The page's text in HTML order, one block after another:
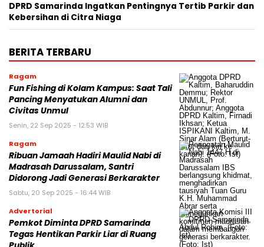
DPRD Samarinda Ingatkan Pentingnya Tertib Parkir dan
Kebersihan di Citra Niaga
BERITA TERBARU
Ragam
Fun Fishing di Kolam Kampus: Saat Tali
Pancing Menyatukan Alumni dan
Civitas Unmul
Senin, 22 Sep 2025 - 12:53 WIB
Ragam
Ribuan Jamaah Hadiri Maulid Nabi di
Madrasah Darussalam, Santri
Didorong Jadi Generasi Berkarakter
Sabtu, 20 Sep 2025 - 16:44 WIB
Advertorial
Pemkot Diminta DPRD Samarinda
Tegas Hentikan Parkir Liar di Ruang